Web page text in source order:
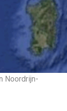
Noordrijn-